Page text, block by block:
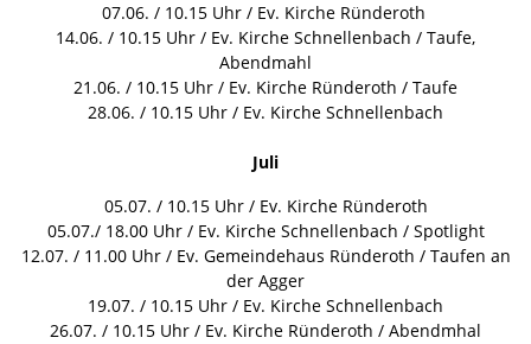
07.06. / 10.15 Uhr / Ev. Kirche Ründeroth
14.06. / 10.15 Uhr / Ev. Kirche Schnellenbach / Taufe,
Abendmahl
21.06. / 10.15 Uhr / Ev. Kirche Ründeroth / Taufe
28.06. / 10.15 Uhr / Ev. Kirche Schnellenbach
Juli
05.07. / 10.15 Uhr / Ev. Kirche Ründeroth
05.07./ 18.00 Uhr / Ev. Kirche Schnellenbach / Spotlight
12.07. / 11.00 Uhr / Ev. Gemeindehaus Ründeroth / Taufen an
der Agger
19.07. / 10.15 Uhr / Ev. Kirche Schnellenbach
26.07. / 10.15 Uhr / Ev. Kirche Ründeroth / Abendmhal